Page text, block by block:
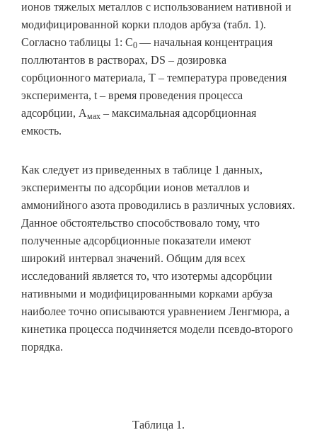
ионов тяжелых металлов с использованием нативной и
модифицированной корки плодов арбуза (табл. 1).
Согласно таблицы 1: C0 — начальная концентрация
поллютантов в растворах, DS – дозировка
сорбционного материала, T – температура проведения
эксперимента, t – время проведения процесса
адсорбции, Амах – максимальная адсорбционная
емкость.
Как следует из приведенных в таблице 1 данных,
эксперименты по адсорбции ионов металлов и
аммонийного азота проводились в различных условиях.
Данное обстоятельство способствовало тому, что
полученные адсорбционные показатели имеют
широкий интервал значений. Общим для всех
исследований является то, что изотермы адсорбции
нативными и модифицированными корками арбуза
наиболее точно описываются уравнением Ленгмюра, а
кинетика процесса подчиняется модели псевдо-второго
порядка.
Таблица 1.